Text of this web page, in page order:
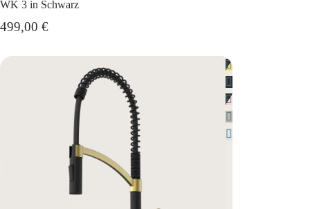
WK 3 in Schwarz
499,00 €